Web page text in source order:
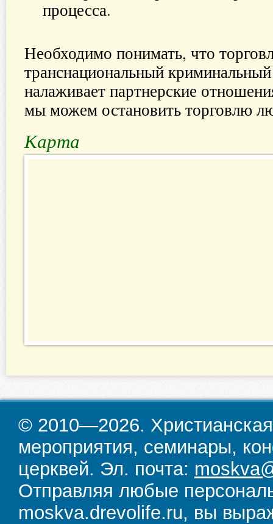
процесса.
Необходимо понимать, что
транснациональный
налаживает партнерские
мы можем остановить торговлю
Карта
© 2010—2026.
мероприятия, семинары,
церквей. Эл. почта:
Отправляя любые
moskva.drevolife.ru, вы